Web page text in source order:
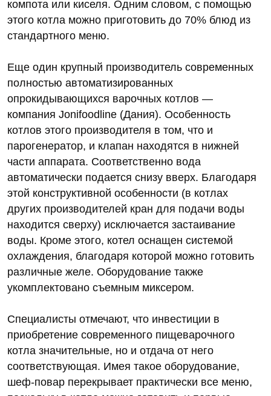
компота или киселя. Одним словом, с помощью
этого котла можно приготовить до 70% блюд из
стандартного меню.
Еще один крупный производитель современных
полностью автоматизированных
опрокидывающихся варочных котлов —
компания Jonifoodline (Дания). Особенность
котлов этого производителя в том, что и
парогенератор, и клапан находятся в нижней
части аппарата. Соответственно вода
автоматически подается снизу вверх. Благодаря
этой конструктивной особенности (в котлах
других производителей кран для подачи воды
находится сверху) исключается застаивание
воды. Кроме этого, котел оснащен системой
охлаждения, благодаря которой можно готовить
различные желе. Оборудование также
укомплектовано съемным миксером.
Специалисты отмечают, что инвестиции в
приобретение современного пищеварочного
котла значительные, но и отдача от него
соответствующая. Имея такое оборудование,
шеф-повар перекрывает практически все меню,